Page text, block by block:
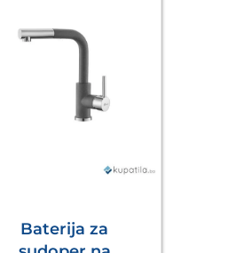
Baterija za